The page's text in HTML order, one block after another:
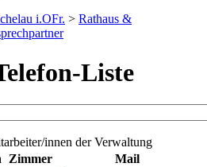
i.OFr. > Rathaus &
Liste
innen der Verwaltung
Zimmer Mail